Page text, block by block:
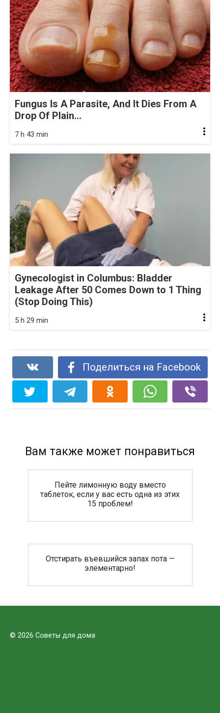
Fungus Is A Parasite, And It Dies From A
Drop Of Plain...
7 h 43 min
Gynecologist in Columbus: Bladder
Leakage After 50 Comes Down to 1 Thing
(Stop Doing This)
5 h 29 min
Поделиться на Facebook
Вам также может понравиться
Пейте лимонную воду вместо
таблеток, если у вас есть одна из этих
15 проблем!
Отстирать въевшийся запах пота —
элементарно!
© 2026 Советы для дома